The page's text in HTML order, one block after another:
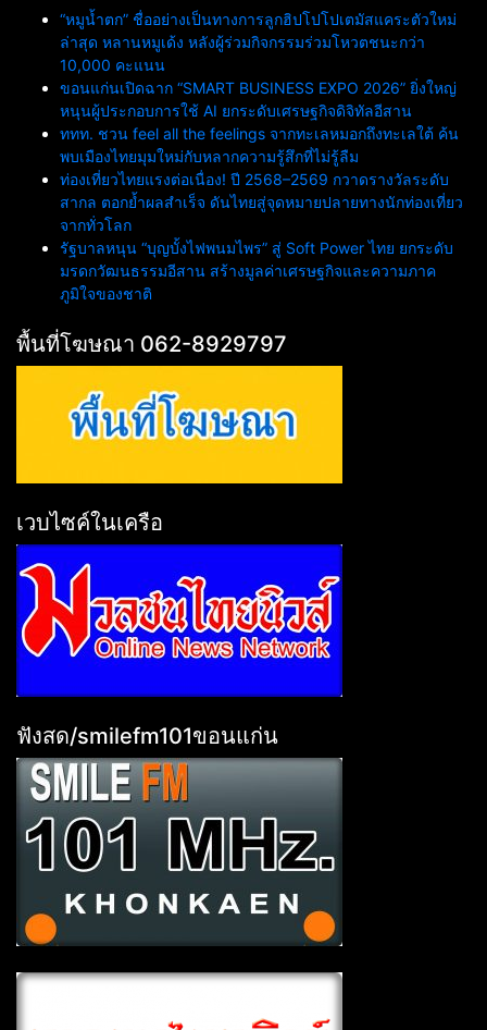
“หมูน้ำตก” ชื่ออย่างเป็นทางการลูกฮิปโปโปเตมัสแคระตัวใหม่
ล่าสุด หลานหมูเด้ง หลังผู้ร่วมกิจกรรมร่วมโหวตชนะกว่า
10,000 คะแนน
ขอนแก่นเปิดฉาก “SMART BUSINESS EXPO 2026” ยิ่งใหญ่
หนุนผู้ประกอบการใช้ AI ยกระดับเศรษฐกิจดิจิทัลอีสาน
ททท. ชวน feel all the feelings จากทะเลหมอกถึงทะเลใต้ ค้น
พบเมืองไทยมุมใหม่กับหลากความรู้สึกที่ไม่รู้ลืม
ท่องเที่ยวไทยแรงต่อเนื่อง! ปี 2568–2569 กวาดรางวัลระดับ
สากล ตอกย้ำผลสำเร็จ ดันไทยสู่จุดหมายปลายทางนักท่องเที่ยว
จากทั่วโลก
รัฐบาลหนุน “บุญบั้งไฟพนมไพร” สู่ Soft Power ไทย ยกระดับ
มรดกวัฒนธรรมอีสาน สร้างมูลค่าเศรษฐกิจและความภาค
ภูมิใจของชาติ
พื้นที่โฆษณา 062-8929797
เวบไซค์ในเครือ
ฟังสด/smilefm101ขอนแก่น